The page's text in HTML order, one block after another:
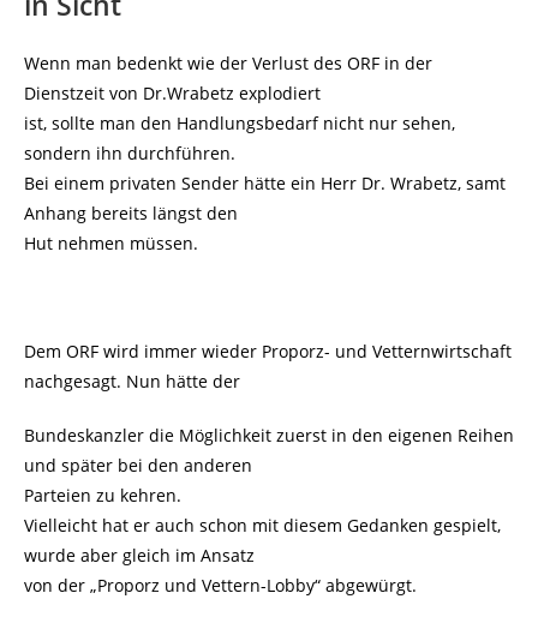
Wenn man bedenkt wie der Verlust des ORF in der
Dienstzeit von Dr.Wrabetz explodiert
ist, sollte man den Handlungsbedarf nicht nur sehen,
sondern ihn durchführen.
Bei einem privaten Sender hätte ein Herr Dr. Wrabetz, samt
Anhang bereits längst den
Hut nehmen müssen.
Dem ORF wird immer wieder Proporz- und Vetternwirtschaft
nachgesagt. Nun hätte der
Bundeskanzler die Möglichkeit zuerst in den eigenen Reihen
und später bei den anderen
Parteien zu kehren.
Vielleicht hat er auch schon mit diesem Gedanken gespielt,
wurde aber gleich im Ansatz
von der „Proporz und Vettern-Lobby“ abgewürgt.